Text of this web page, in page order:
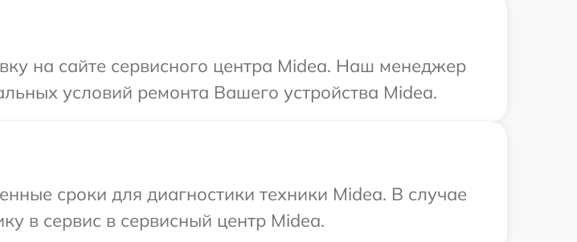
на сайте сервисного центра Midea. Наш менеджер
условий ремонта Вашего устройства Midea.
сроки для диагностики техники Midea. В случае
в сервис в сервисный центр Midea.